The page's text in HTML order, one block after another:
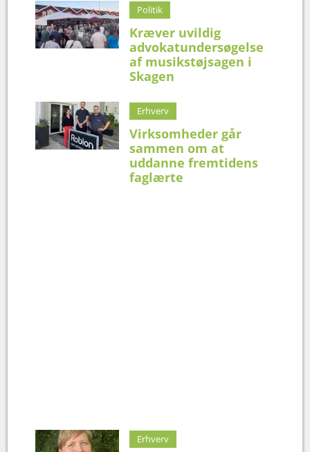
Politik
Kræver uvildig
advokatundersøgelse
af musikstøjsagen i
Skagen
Erhverv
Virksomheder går
sammen om at
uddanne fremtidens
faglærte
Erhverv